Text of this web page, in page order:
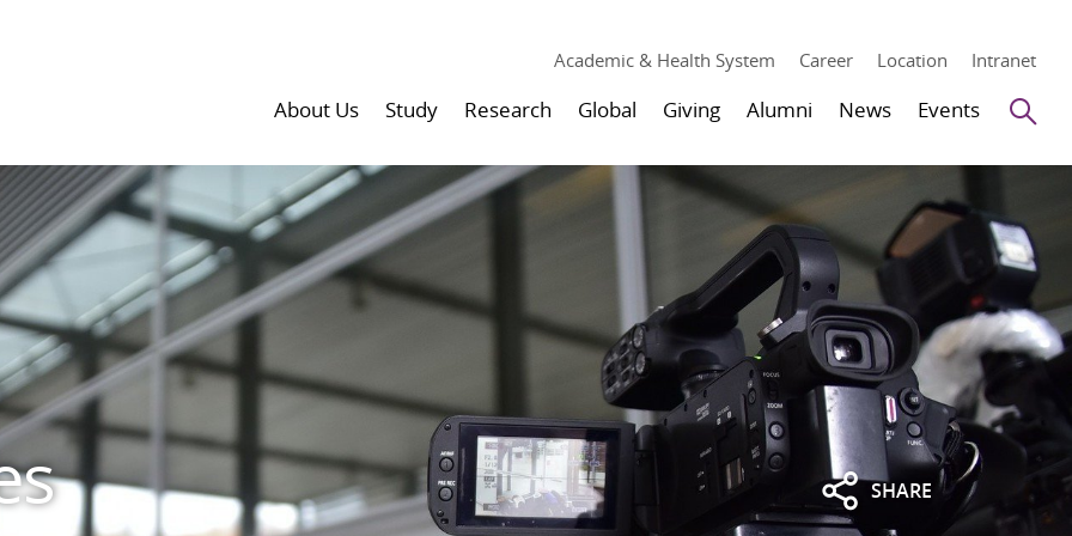
Academic & Health System Career Location Intranet
About Us Study Research Global Giving Alumni News Events
SHARE